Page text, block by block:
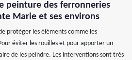
peinture des ferronneries
Marie et ses environs
protéger les éléments comme les
éviter les rouilles et pour apporter un
de les peindre. Les interventions sont très